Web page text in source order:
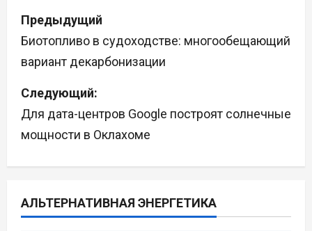
Н
а
в
и
г
и
Предыдущий
Биотопливо в судоходстве: многообещающий
вариант декарбонизации
Следующий:
Для дата-центров Google построят солнечные
мощности в Оклахоме
АЛЬТЕРНАТИВНАЯ ЭНЕРГЕТИКА